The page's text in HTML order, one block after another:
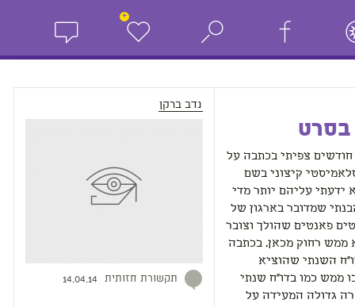
+
בסרט
חודשים צפיתי בכתבה על
קיצוני בשם
ידעתי עליהם יותר מדי
שמדובר בארגון של
פאנטים שהולך וצובר
ממש רחוק מכאן. בכתבה
השנתי שהוציא
ממש כמו בדו״ח שנתי
גדולה המעידה על
נדב ברקן
תקשורת חזותית 14.04.14